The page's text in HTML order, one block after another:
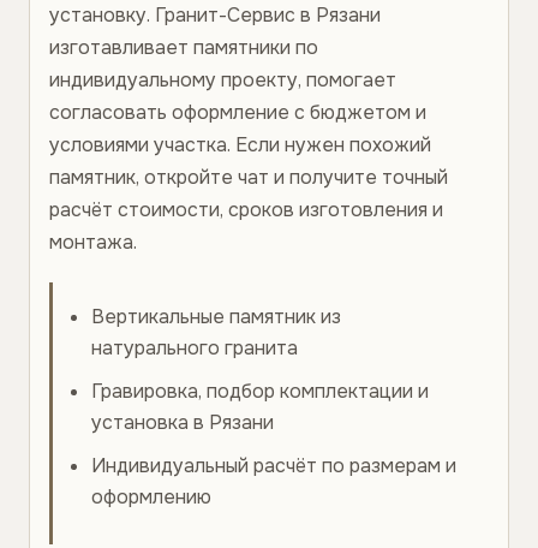
установку. Гранит-Сервис в Рязани
изготавливает памятники по
индивидуальному проекту, помогает
согласовать оформление с бюджетом и
условиями участка. Если нужен похожий
памятник, откройте чат и получите точный
расчёт стоимости, сроков изготовления и
монтажа.
Вертикальные памятник из
натурального гранита
Гравировка, подбор комплектации и
установка в Рязани
Индивидуальный расчёт по размерам и
оформлению